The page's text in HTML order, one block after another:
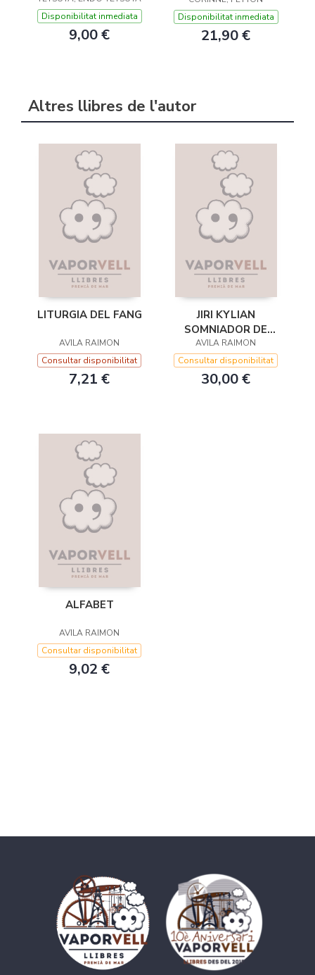
Disponibilitat inmediata
9,00 €
Disponibilitat inmediata
21,90 €
Altres llibres de l'autor
LITURGIA DEL FANG
AVILA RAIMON
Consultar disponibilitat
7,21 €
JIRI KYLIAN
SOMNIADOR DE
DANSES
AVILA RAIMON
Consultar disponibilitat
30,00 €
ALFABET
AVILA RAIMON
Consultar disponibilitat
9,02 €